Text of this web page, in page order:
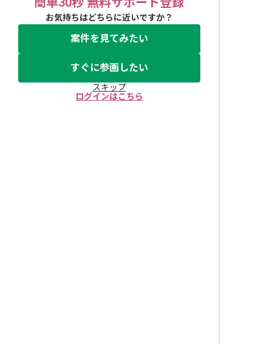
お気持ちはどちらに近いですか？
案件を見てみたい
すぐに参画したい
スキップ
ログインはこちら